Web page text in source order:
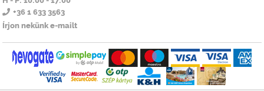
+36 1 633 3563
Írjon nekünk e-mailt